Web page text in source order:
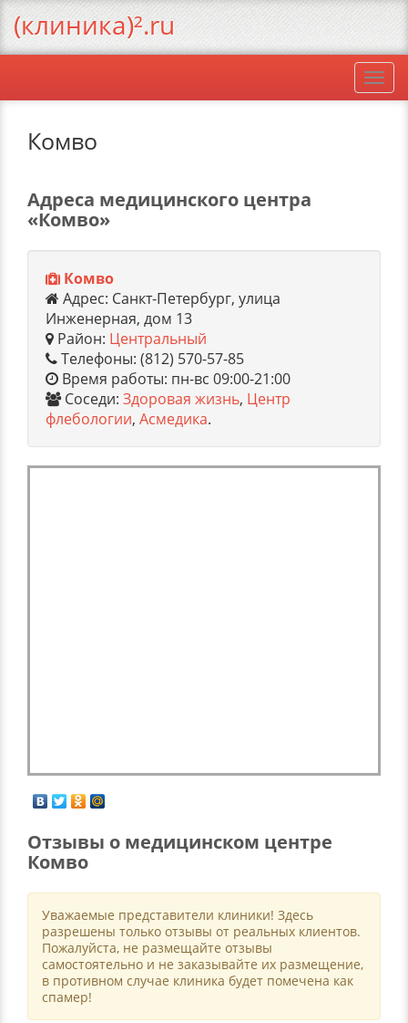
Комво
Адреса медицинского центра
«Комво»
Комво
Адрес: Санкт-Петербург, улица
Инженерная, дом 13
Район: Центральный
Телефоны: (812) 570-57-85
Время работы: пн-вс 09:00-21:00
Соседи: Здоровая жизнь, Центр
флебологии, Асмедика.
Отзывы о медицинском центре
Комво
Уважаемые представители клиники! Здесь
разрешены только отзывы от реальных клиентов.
Пожалуйста, не размещайте отзывы
самостоятельно и не заказывайте их размещение,
в противном случае клиника будет помечена как
спамер!
(клиника)².ru